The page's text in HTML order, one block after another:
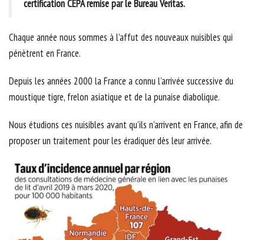
certification CEPA remise par le Bureau Veritas.
Chaque année nous sommes à l’affut des nouveaux nuisibles qui
pénètrent en France.
Depuis les années 2000 la France a connu l’arrivée successive du
moustique tigre, frelon asiatique et de la punaise diabolique.
Nous étudions ces nuisibles avant qu’ils n’arrivent en France, afin de
proposer un traitement pour les éradiquer dès leur arrivée.